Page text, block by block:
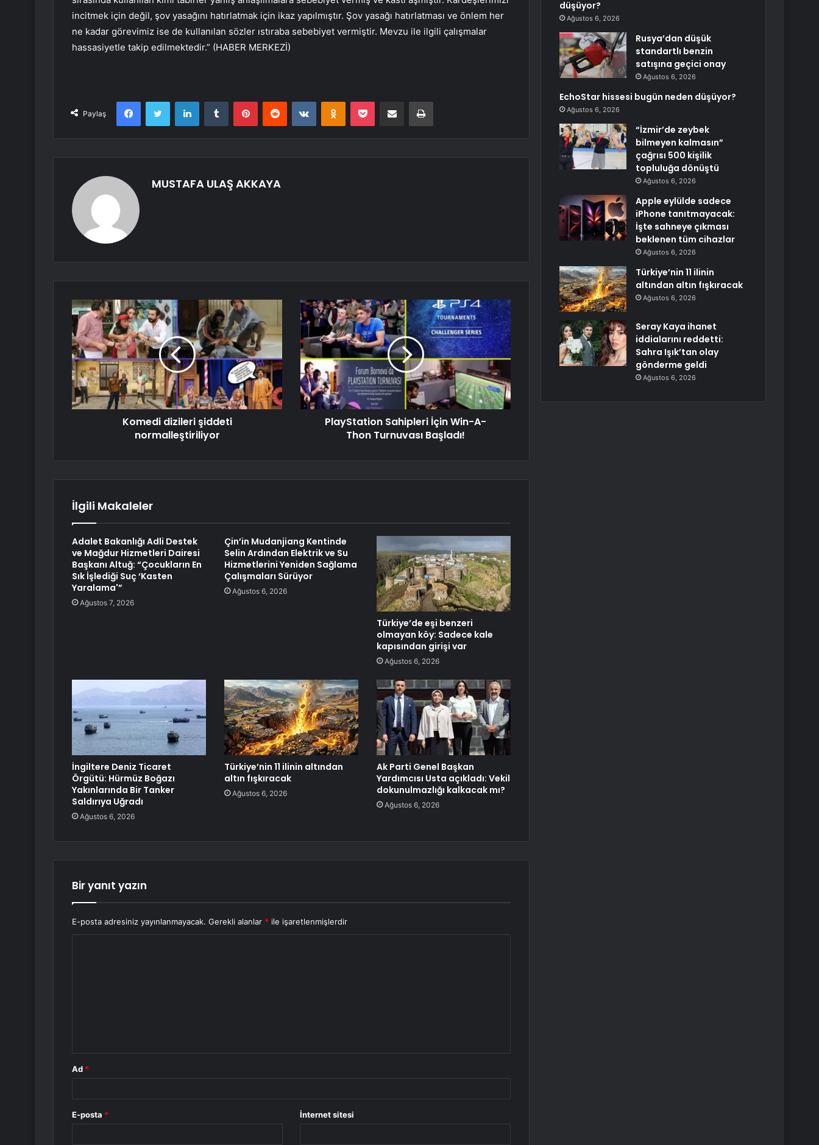
incitmek için değil, şov yasağını hatırlatmak için ikaz yapılmıştır. Şov yasağı hatırlatması ve önlem her
ne kadar görevimiz ise de kullanılan sözler ıstıraba sebebiyet vermiştir. Mevzu ile ilgili çalışmalar
hassasiyetle takip edilmektedir.” (HABER MERKEZİ)
Paylaş
FacebookTwitter LinkedInTumblr PinterestReddit VKontakteOdnoklassniki
Pocket E-Posta ile paylaş Yazdır
MUSTAFA ULAŞ AKKAYA
Komedi dizileri şiddeti
normalleştiriliyor
PlayStation Sahipleri İçin Win-A-
Thon Turnuvası Başladı!
İlgili Makaleler
Adalet Bakanlığı Adli Destek
ve Mağdur Hizmetleri Dairesi
Başkanı Altuğ: “Çocukların En
Sık İşlediği Suç ‘Kasten
Yaralama'”
Ağustos 7, 2026
Çin’in Mudanjiang Kentinde
Selin Ardından Elektrik ve Su
Hizmetlerini Yeniden Sağlama
Çalışmaları Sürüyor
Ağustos 6, 2026
Türkiye’de eşi benzeri
olmayan köy: Sadece kale
kapısından girişi var
Ağustos 6, 2026
İngiltere Deniz Ticaret
Örgütü: Hürmüz Boğazı
Yakınlarında Bir Tanker
Saldırıya Uğradı
Ağustos 6, 2026
Türkiye’nin 11 ilinin altından
altın fışkıracak
Ağustos 6, 2026
Ak Parti Genel Başkan
Yardımcısı Usta açıkladı: Vekil
dokunulmazlığı kalkacak mı?
Ağustos 6, 2026
Bir yanıt yazın
E-posta adresiniz yayınlanmayacak. Gerekli alanlar * ile işaretlenmişlerdir
Ad *
E-posta * İnternet sitesi
düşüyor?
Ağustos 6, 2026
Rusya’dan düşük
standartlı benzin
satışına geçici onay
Ağustos 6, 2026
EchoStar hissesi bugün neden düşüyor?
Ağustos 6, 2026
“İzmir’de zeybek
bilmeyen kalmasın”
çağrısı 500 kişilik
topluluğa dönüştü
Ağustos 6, 2026
Apple eylülde sadece
iPhone tanıtmayacak:
İşte sahneye çıkması
beklenen tüm cihazlar
Ağustos 6, 2026
Türkiye’nin 11 ilinin
altından altın fışkıracak
Ağustos 6, 2026
Seray Kaya ihanet
iddialarını reddetti:
Sahra Işık’tan olay
gönderme geldi
Ağustos 6, 2026